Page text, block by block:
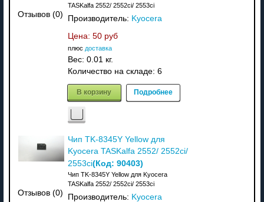
Отзывов (0)
TASKalfa 2552/ 2552ci/ 2553ci
Производитель: Kyocera
Цена: 50 руб
плюс доставка
Вес: 0.01 кг.
Количество на складе: 6
В корзину Подробнее
Отзывов (0)
Чип TK-8345Y Yellow для
Kyocera TASKalfa 2552/ 2552ci/
2553ci(Код: 90403)
Чип TK-8345Y Yellow для Kyocera
TASKalfa 2552/ 2552ci/ 2553ci
Производитель: Kyocera